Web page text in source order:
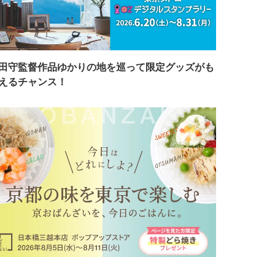
守監督作品ゆかりの地を巡って限定グッズがも
るチャンス！